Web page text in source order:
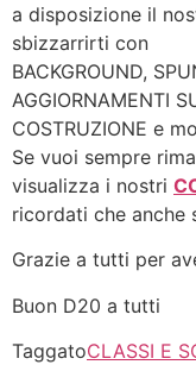
a disposizione il
sbizzarrirti con
BACKGROUND,
AGGIORNAMENTI
COSTRUZIONE e
Se vuoi sempre
visualizza i nostri
ricordati che anche
Grazie a tutti per
Buon D20 a tutti
TaggatoCLASSI E